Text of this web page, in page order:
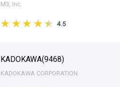
M3, Inc.
4.5
KADOKAWA(9468)
KADOKAWA CORPORATION